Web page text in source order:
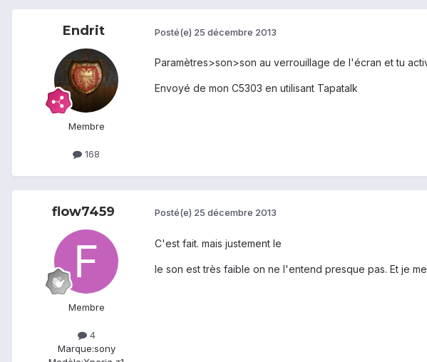
Endrit
Membre
168
Posté(e) 25 décembre 2013
Paramètres>son>son au verrouillage de l'écran et tu
Envoyé de mon C5303 en utilisant Tapatalk
flow7459
Membre
4
Marque:sony
Posté(e) 25 décembre 2013
C'est fait. mais justement le
le son est très faible on ne l'entend presque pas. Et je